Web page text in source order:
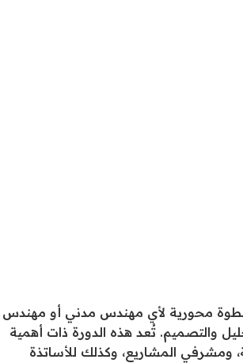
محورية لأي مهندس مدني أو مهندس
والتصميم. تُعد هذه الدورة ذات أهمية
ومشرفي المشاريع، وكذلك للأساتذة